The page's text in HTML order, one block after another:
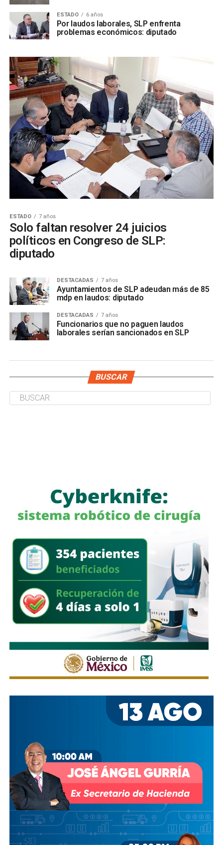
ESTADO 6 años
Por laudos laborales, SLP enfrenta
problemas económicos: diputado
ESTADO 7 años
Solo faltan resolver 24 juicios
políticos en Congreso de SLP:
diputado
DESTACADAS 7 años
Ayuntamientos de SLP adeudan más de 85
mdp en laudos: diputado
DESTACADAS 7 años
Funcionarios que no paguen laudos
laborales serían sancionados en SLP
BUSCAR